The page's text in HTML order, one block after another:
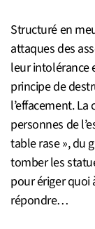
Structuré en
attaques des
leur intolérance
principe de
l’effacement.
personnes de
table rase », du
tomber les
pour ériger quoi
répondre…